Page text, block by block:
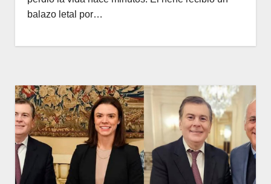
balazo letal por…